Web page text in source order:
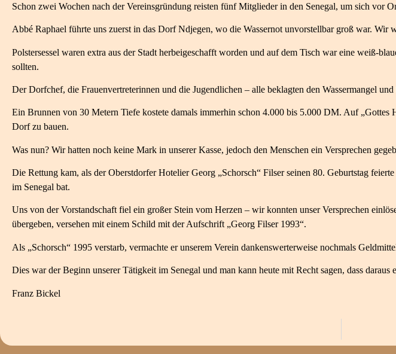
Schon zwei Wochen nach der Vereinsgründung reisten fünf Mitglieder in den Senegal, um sich vor
Abbé Raphael führte uns zuerst in das Dorf Ndjegen, wo die Wassernot unvorstellbar groß war. Wir
Polstersessel waren extra aus der Stadt herbeigeschafft worden und auf dem Tisch war eine weiß-
sollten.
Der Dorfchef, die Frauenvertreterinnen und die Jugendlichen – alle beklagten den Wassermangel
Ein Brunnen von 30 Metern Tiefe kostete damals immerhin schon 4.000 bis 5.000 DM. Auf
Dorf zu bauen.
Was nun? Wir hatten noch keine Mark in unserer Kasse, jedoch den Menschen ein Versprechen
Die Rettung kam, als der Oberstdorfer Hotelier Georg „Schorsch“ Filser seinen 80. Geburtstag
im Senegal bat.
Uns von der Vorstandschaft fiel ein großer Stein vom Herzen – wir konnten unser Versprechen
übergeben, versehen mit einem Schild mit der Aufschrift „Georg Filser 1993“.
Als „Schorsch“ 1995 verstarb, vermachte er unserem Verein dankenswerterweise nochmals
Dies war der Beginn unserer Tätigkeit im Senegal und man kann heute mit Recht sagen, dass daraus
Franz Bickel